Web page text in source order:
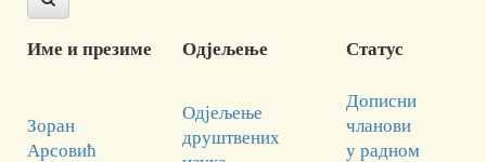
Име и презиме Одјељење Статус
Зоран
Арсовић
Одјељење
друштвених
Дописни
чланови
у радном